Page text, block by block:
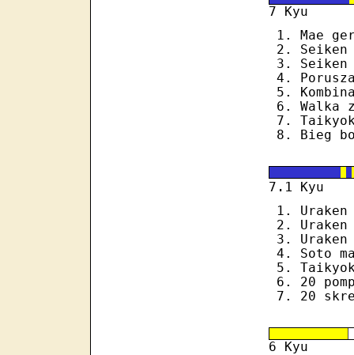
7 Kyu
Mae
Walka
Bieg
7 .1 Kyu
Uraken
Soto
20
20
6 Kyu